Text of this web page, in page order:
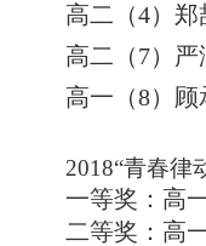
高二（4）郑
高二（7）严
高一（8）顾
2018“青春律
一等奖：高
二等奖：高